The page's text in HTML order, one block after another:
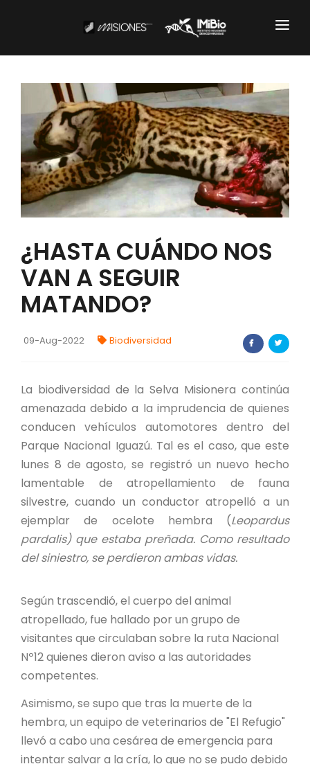
CARTOGRAFÍA
DOCUMENTOS INSTITUCIONALES
EL IMIBIO
NOTICIAS
RESGUARDO DE COLECCIONES
BIOBANCO
ALIMENTICIOS
INVENTARIO DE LA BIODIVERSIDAD MISIONERA
Investigadores
FORMULARIO DE REGISTRO DE
INVESTIGADORES
AUTORIZACIONES
PROGRAMAS Y PROYECTOS
PROGRAMAS
PROYECTO ÁGUILAS DE MISIONES
MONUMENTOS NATURALES
REPOSITORIO
CONTACTO
¿HASTA CUÁNDO NOS
VAN A SEGUIR
MATANDO?
09-Aug-2022 Biodiversidad
La biodiversidad de la Selva Misionera continúa
amenazada debido a la imprudencia de quienes
conducen vehículos automotores dentro del
Parque Nacional Iguazú. Tal es el caso, que este
lunes 8 de agosto, se registró un nuevo hecho
lamentable de atropellamiento de fauna
silvestre, cuando un conductor atropelló a un
ejemplar de ocelote hembra (Leopardus
pardalis) que estaba preñada. Como resultado
del siniestro, se perdieron ambas vidas.
Según trascendió, el cuerpo del animal
atropellado, fue hallado por un grupo de
visitantes que circulaban sobre la ruta Nacional
Nº12 quienes dieron aviso a las autoridades
competentes.
Asimismo, se supo que tras la muerte de la
hembra, un equipo de veterinarios de "El Refugio"
llevó a cabo una cesárea de emergencia para
intentar salvar a la cría, lo que no se pudo debido